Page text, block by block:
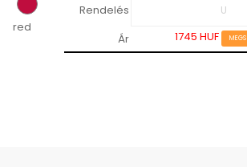
red
Rendelés
Ár
1745 HUF